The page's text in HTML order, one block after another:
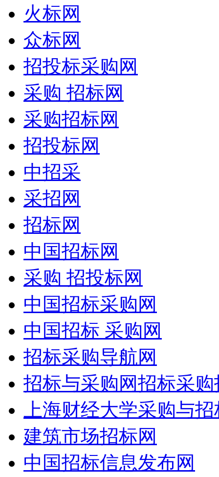
火标网
众标网
招投标采购网
采购 招标网
采购招标网
招投标网
中招采
采招网
招标网
中国招标网
采购 招投标网
中国招标采购网
中国招标 采购网
招标采购导航网
招标与采购网招标采
上海财经大学采购与
建筑市场招标网
中国招标信息发布网